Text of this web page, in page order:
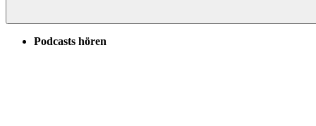
Podcasts hören